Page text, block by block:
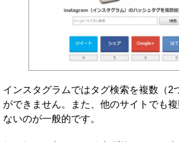
インスタグラムではタグ検索を複数（2
ができません。また、他のサイトでも
ないのが一般的です。